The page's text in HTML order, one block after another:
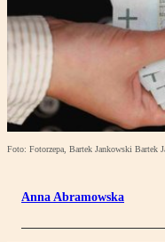
Foto: Fotorzepa, Bartek Jankowski Bartek
Anna Abramowska